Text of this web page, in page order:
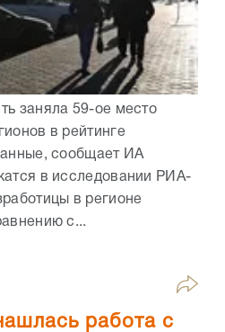
заняла 59-ое место
в рейтинге
сообщает ИА
в исследовании РИА-
в регионе
с...
работа с